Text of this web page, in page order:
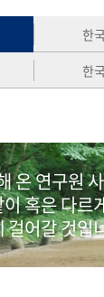
연구 역사
행정박물
+1
한
한
온 연구원
혹은 다르
걸어갈 것입